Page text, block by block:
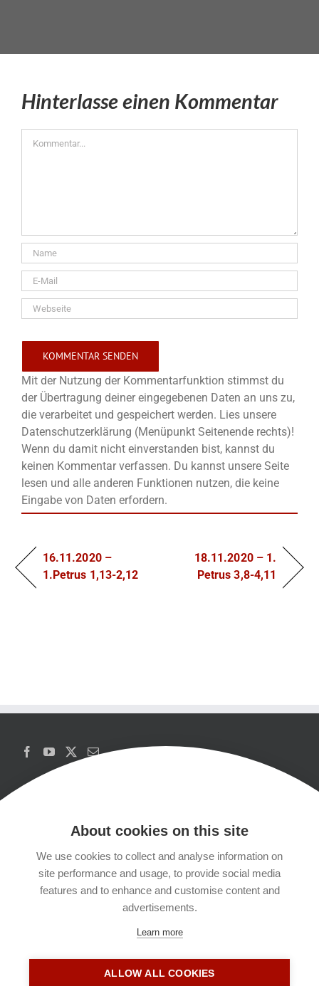
Hinterlasse einen Kommentar
Mit der Nutzung der Kommentarfunktion stimmst du
der Übertragung deiner eingegebenen Daten an uns zu,
die verarbeitet und gespeichert werden. Lies unsere
Datenschutzerklärung (Menüpunkt Seitenende rechts)!
Wenn du damit nicht einverstanden bist, kannst du
keinen Kommentar verfassen. Du kannst unsere Seite
lesen und alle anderen Funktionen nutzen, die keine
Eingabe von Daten erfordern.
16.11.2020 –
1.Petrus 1,13-2,12
18.11.2020 – 1.
Petrus 3,8-4,11
Copyrights
Datenschutzerklärung
Kontakt
About cookies on this site
We use cookies to collect and analyse information on
site performance and usage, to provide social media
features and to enhance and customise content and
advertisements.
Learn more
ALLOW ALL COOKIES